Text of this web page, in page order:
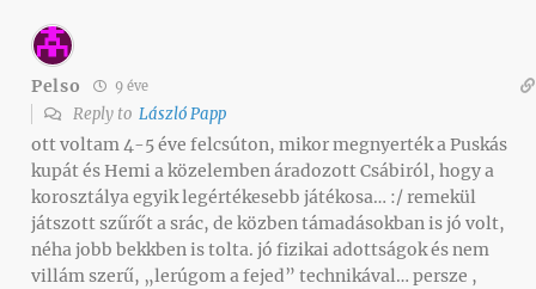
Pelso 9 éve
Reply to László Papp
ott voltam 4-5 éve felcsúton, mikor megnyerték a Puskás
kupát és Hemi a közelemben áradozott Csábiról, hogy a
korosztálya egyik legértékesebb játékosa… :/ remekül
játszott szűrőt a srác, de közben támadásokban is jó volt,
néha jobb bekkben is tolta. jó fizikai adottságok és nem
villám szerű, „lerúgom a fejed” technikával… persze ,